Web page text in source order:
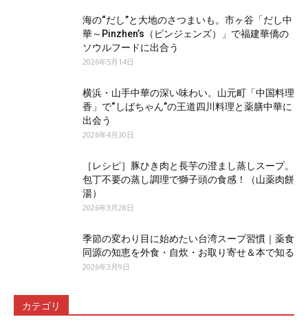
海の“だし”と大地のさつまいも。市ヶ谷「だし中
華～Pinzhen’s（ピンジェンズ）」で福建華僑の
ソウルフードに出合う
2026年5月14日
横浜・山手中華の深い味わい。山元町「中国料理
香」で“しばちゃん”の王道四川料理と薬膳中華に
出会う
2026年4月30日
［レシピ］豚ひき肉と長芋の澄まし蒸しスープ。
包丁不要の蒸し調理で獅子頭の食感！（山薬肉餅
湯）
2026年3月28日
季節の変わり目に始めたい台湾スープ習慣｜薬食
同源の知恵を外食・自炊・お取り寄せ＆本で知る
2026年3月9日
カテゴリ